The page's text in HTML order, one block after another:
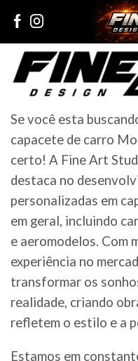
Se você esta
capacete de carro
certo! A Fine Art
destaca no
personalizadas em
em geral, incluindo
e aeromodelos. Com
experiência no
transformar os
realidade, criando
refletem o estilo e a
Estamos em